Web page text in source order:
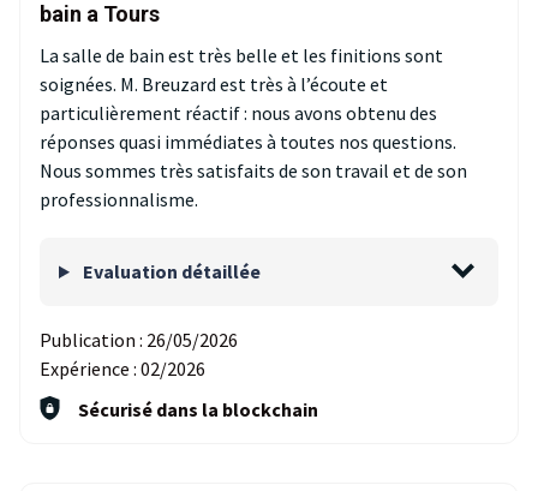
bain a Tours
La salle de bain est très belle et les finitions sont
soignées. M. Breuzard est très à l’écoute et
particulièrement réactif : nous avons obtenu des
réponses quasi immédiates à toutes nos questions.
Nous sommes très satisfaits de son travail et de son
professionnalisme.
Evaluation détaillée
Publication : 26/05/2026
Expérience : 02/2026
Sécurisé dans la blockchain